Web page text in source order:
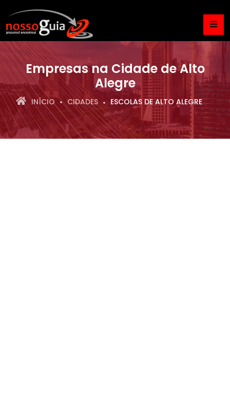
Empresas na Cidade de Alto
Alegre
INÍCIO CIDADES ESCOLAS DE ALTO ALEGRE